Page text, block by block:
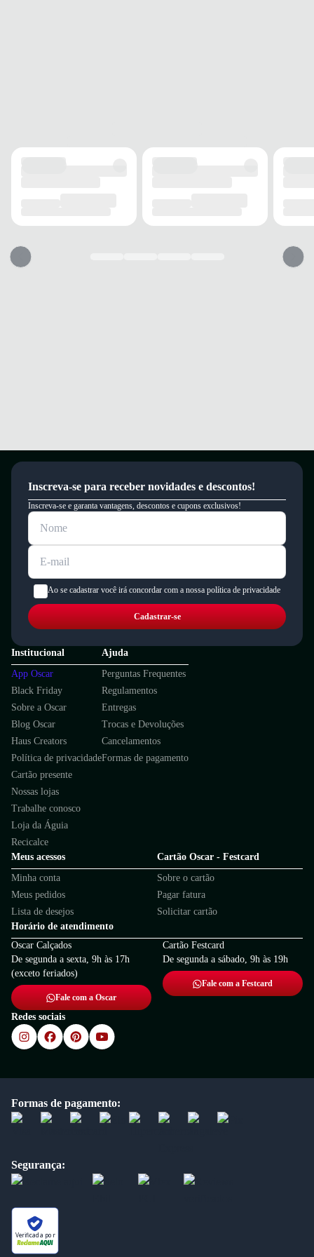
Inscreva-se para receber novidades e descontos!
Inscreva-se e garanta vantagens, descontos e cupons exclusivos!
Ao se cadastrar você irá concordar com a nossa política de privacidade
Cadastrar-se
Institucional
App Oscar
Black Friday
Sobre a Oscar
Blog Oscar
Haus Creators
Política de privacidade
Cartão presente
Nossas lojas
Trabalhe conosco
Loja da Águia
Recicalce
Ajuda
Perguntas Frequentes
Regulamentos
Entregas
Trocas e Devoluções
Cancelamentos
Formas de pagamento
Meus acessos
Minha conta
Meus pedidos
Lista de desejos
Cartão Oscar - Festcard
Sobre o cartão
Pagar fatura
Solicitar cartão
Horário de atendimento
Oscar Calçados
De segunda a sexta, 9h às 17h
(exceto feriados)
Fale com a Oscar
Cartão Festcard
De segunda a sábado, 9h às 19h
Fale com a Festcard
Redes sociais
Formas de pagamento:
Segurança:
Verificada por